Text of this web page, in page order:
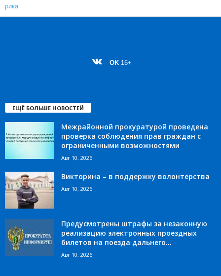
OK 16+
ЕЩЁ БОЛЬШЕ НОВОСТЕЙ
Межрайонной прокуратурой проведена
проверка соблюдения прав граждан с
ограниченными возможностями
Авг 10, 2026
Викторина – в поддержку волонтерства
Авг 10, 2026
Предусмотрены штрафы за незаконную
реализацию электронных проездных
билетов на поезда дальнего...
Авг 10, 2026